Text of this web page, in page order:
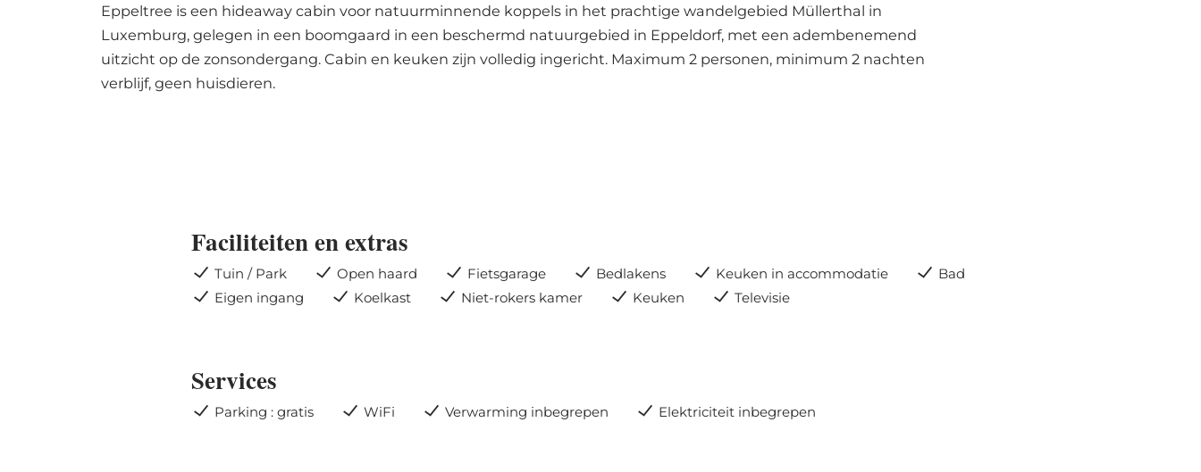
Eppeltree is een hideaway cabin voor natuurminnende koppels in het prachtige wandelgebied Müllerthal in
Luxemburg, gelegen in een boomgaard in een beschermd natuurgebied in Eppeldorf, met een adembenemend
uitzicht op de zonsondergang. Cabin en keuken zijn volledig ingericht. Maximum 2 personen, minimum 2 nachten
verblijf, geen huisdieren.
Faciliteiten en extras
Tuin / Park Open haard Fietsgarage Bedlakens Keuken in accommodatie
Bad
Eigen ingang
Koelkast Niet-rokers kamer Keuken Televisie
Services
Parking : gratis WiFi Verwarming inbegrepen Elektriciteit inbegrepen